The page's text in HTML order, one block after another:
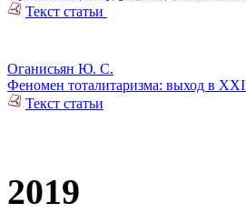
Текст статьи
Оганисьян Ю. С.
Феномен тоталитаризма: выход в ХХI
Текст статьи
2019